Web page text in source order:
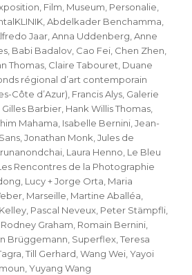
Film Museum Personalie
,Abdelkader Benchamma
Jaar ,Anna Uddenberg ,Anne
Babi Badalov Cao Fei Chen Zhen
Thomas Claire Tabouret Duane
régional d’art contemporain
Côte d’Azur) Francis Alys Galerie
Gilles Barbier Hank Willis Thomas
Mahama Isabelle Bernini ,Jean-
,Jonathan Monk ,Jules de
Laura Henno Le Bleu
Rencontres de la Photographie
Lucy + Jorge Orta Maria
Marseille Martine Aballéa
Pascal Neveux Peter Stämpfli
Rodney Graham Romain Bernini
Brüggemann Superflex ,Teresa
,Till Gerhard ,Wang Wei ,Yayoi
,Yuyang Wang